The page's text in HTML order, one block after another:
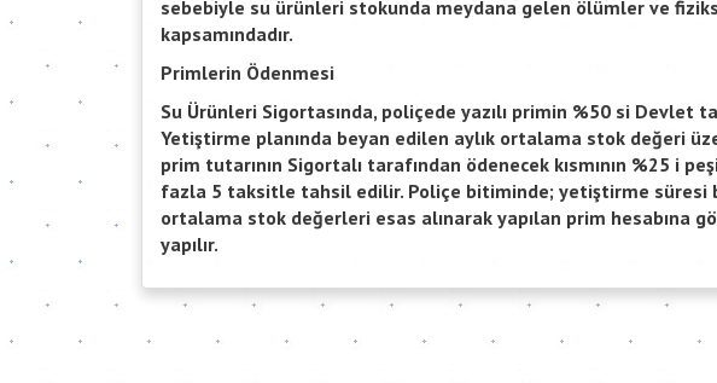
sebebiyle su ürünleri stokunda meydana gelen ölümler ve
kapsamındadır.
Primlerin Ödenmesi
Su Ürünleri Sigortasında, poliçede yazılı primin %50 si Devlet
Yetiştirme planında beyan edilen aylık ortalama stok değeri
prim tutarının Sigortalı tarafından ödenecek kısmının %25 i
fazla 5 taksitle tahsil edilir. Poliçe bitiminde; yetiştirme süresi
ortalama stok değerleri esas alınarak yapılan prim hesabına
yapılır.